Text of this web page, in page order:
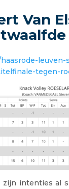
Van
tegen-
zijn intenties al